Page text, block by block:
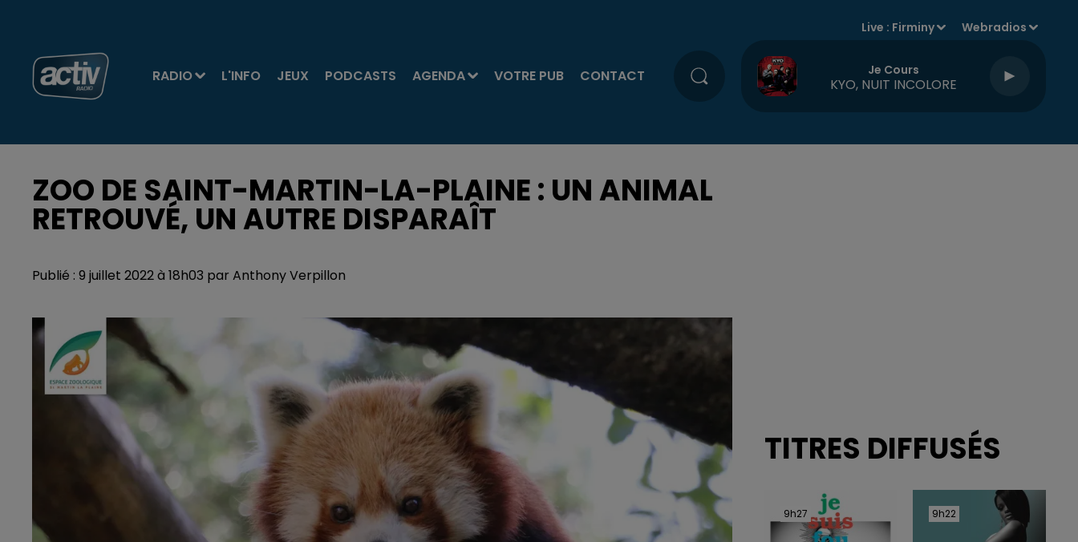
RADIO L'INFO JEUX PODCASTS AGENDA VOTRE PUB CONTACT
Live : Firminy Webradios
Je Cours
KYO, NUIT INCOLORE
ZOO DE SAINT-MARTIN-LA-PLAINE : UN ANIMAL
RETROUVÉ, UN AUTRE DISPARAÎT
Publié : 9 juillet 2022 à 18h03 par Anthony Verpillon
TITRES DIFFUSÉS
9h27
9h27 9h22
9h22